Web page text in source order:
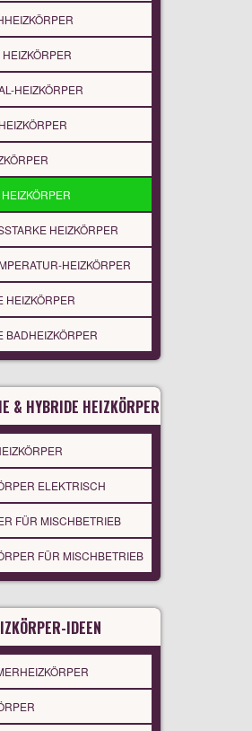
HEIZKÖRPER
HEIZKÖRPER
HEIZKÖRPER
HEIZKÖRPER
BADHEIZKÖRPER
& HYBRIDE HEIZKÖRPER
ELEKTRISCH
FÜR MISCHBETRIEB
FÜR MISCHBETRIEB
IDEEN